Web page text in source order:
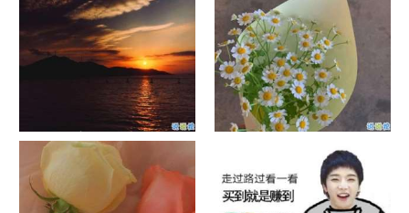
单目摄像头与双目摄像头
晚安励志语录带图片 晚安心语
励志鸡汤
日出文案温柔句子 看日出的微
信说说配图
晒风景照的唯美说说配图 适合
发风景的朋友圈文案